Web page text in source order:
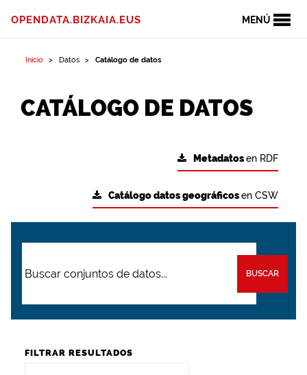
MENÚ
OPENDATA.BIZKAIA.EUS
Inicio Datos Catálogo de datos
CATÁLOGO DE DATOS
Metadatosen RDF
Catálogo datos geográficosen CSW
BUSCAR
FILTRAR RESULTADOS